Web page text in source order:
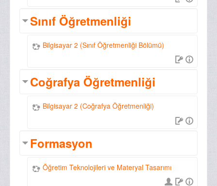
Sınıf Öğretmenliği
Bilgisayar 2 (Sınıf Öğretmenliği Bölümü)
Coğrafya Öğretmenliği
Bilgisayar 2 (Coğrafya Öğretmenliği)
Formasyon
Öğretim Teknolojileri ve Materyal Tasarımı